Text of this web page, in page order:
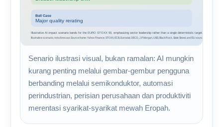
Senario ilustrasi visual, bukan ramalan: AI mungkin
kurang penting melalui gembar-gembur pengguna
berbanding melalui semikonduktor, automasi
perindustrian, perisian perusahaan dan produktiviti
merentasi syarikat-syarikat mewah Eropah.